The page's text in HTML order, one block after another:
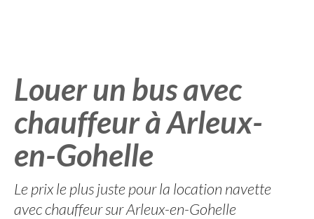
Louer un bus avec
chauffeur à Arleux-
en-Gohelle
Le prix le plus juste pour la location navette
avec chauffeur sur Arleux-en-Gohelle